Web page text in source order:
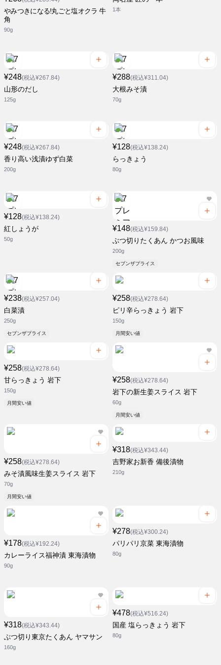
やみつきになる!丸ごと塩オクラ 牛
角
90g
1本
¥248(税込¥267.84)
山形のだし
125g
¥288(税込¥311.04)
大根みそ漬
70g
¥248(税込¥267.84)
香り高い浅漬ゆず白菜
200g
¥128(税込¥138.24)
らっきょう
80g
¥128(税込¥138.24)
紅しょうが
50g
¥148(税込¥159.84)
ぶつ切りたくあん かつお風味
200g
セブンザプライス
¥238(税込¥257.04)
白菜漬
250g
セブンザプライス
¥258(税込¥278.64)
ピリ辛らっきょう 岩下
150g
月間安い値
¥258(税込¥278.64)
甘らっきょう 岩下
150g
月間安い値
¥258(税込¥278.64)
岩下の新生姜スライス 岩下
60g
月間安い値
¥258(税込¥278.64)
みそ漬風味生姜スライス 岩下
70g
月間安い値
¥318(税込¥343.44)
吉野家お新香 備後漬物
210g
¥178(税込¥192.24)
カレーライス福神漬 東海漬物
90g
¥278(税込¥300.24)
パリパリ京菜 東海漬物
80g
¥318(税込¥343.44)
ぶつ切り東京たくあん ヤマサン
160g
¥478(税込¥516.24)
国産 塩らっきょう 岩下
80g